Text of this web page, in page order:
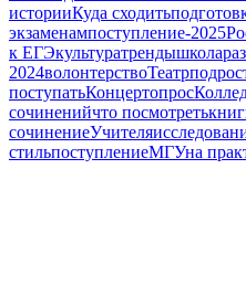
историиКуда сходить
экзаменампоступление-2025
к ЕГЭкультуратрендышкола
2024волонтерствоТеатр
поступатьКонцертопрос
сочиненийчто посмотреть
сочинениеУчителя
стильпоступлениеМГУна